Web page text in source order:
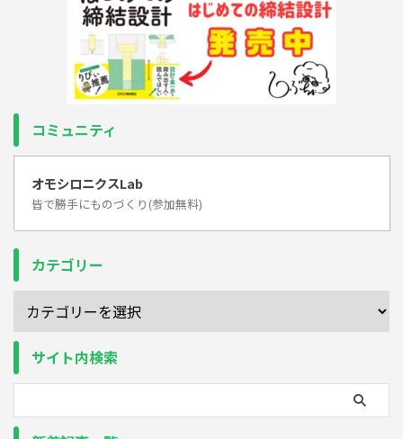
コミュニティ
オモシロニクスLab
皆で勝手にものづくり(参加無料)
カテゴリー
サイト内検索